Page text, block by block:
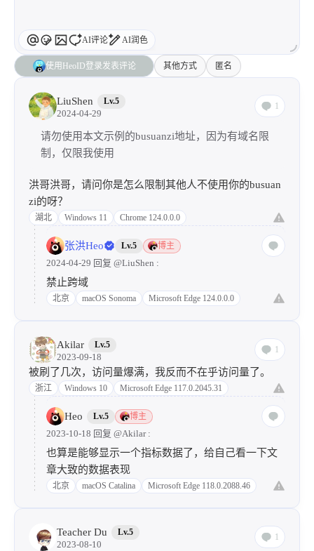
AI评论 AI润色
使用HeoID登录发表评论 其他方式 匿名
LiuShen Lv.5
2024-04-29
1
请勿使用本文示例的busuanzi地址，因为有域名限
制，仅限我使用
洪哥洪哥，请问你是怎么限制其他人不使用你的busuan
zi的呀？
湖北 Windows 11 Chrome 124.0.0.0
张洪Heo Lv.5 博主
2024-04-29 回复 @LiuShen :
禁止跨域
北京 macOS Sonoma Microsoft Edge 124.0.0.0
Akilar Lv.5
2023-09-18
1
被刷了几次，访问量爆满，我反而不在乎访问量了。
浙江 Windows 10 Microsoft Edge 117.0.2045.31
Heo Lv.5 博主
2023-10-18 回复 @Akilar:
也算是能够显示一个指标数据了，给自己看一下文
章大致的数据表现
北京 macOS Catalina Microsoft Edge 118.0.2088.46
Teacher Du Lv.5
2023-08-10
1